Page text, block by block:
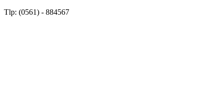
Tlp: (0561) - 884567